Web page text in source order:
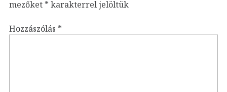
mezőket * karakterrel jelöltük
Hozzászólás *